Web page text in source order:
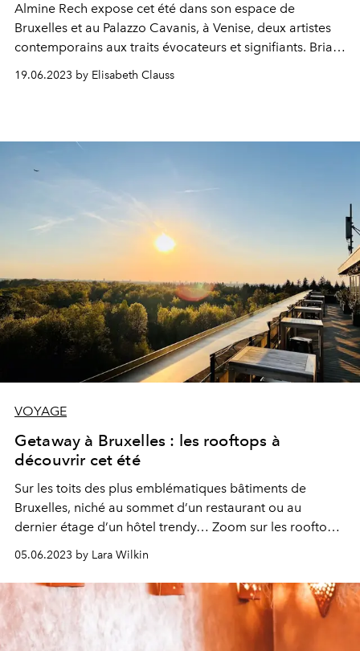
Almine Rech expose cet été dans son espace de
Bruxelles et au Palazzo Cavanis, à Venise, deux artistes
contemporains aux traits évocateurs et signifiants. Brian
et ses visages désaxés,
ses ondes luminescentes qui impriment la rétine et
19.06.2023 by Elisabeth Clauss
VOYAGE
Getaway à Bruxelles : les rooftops à
découvrir cet été
Sur les toits des plus emblématiques bâtiments de
Bruxelles, niché au sommet d’un restaurant ou au
dernier étage d’un hôtel trendy… Zoom sur les rooftops
en vue dans la capitale où profiter d’un magnifique
coucher de soleil entre amis.
05.06.2023 by Lara Wilkin